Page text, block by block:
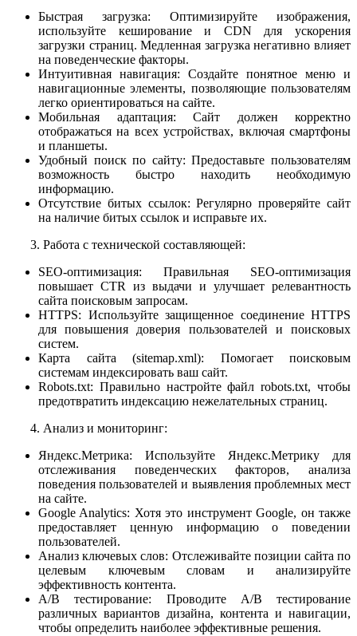
Быстрая загрузка: Оптимизируйте изображения,
используйте кеширование и CDN для ускорения
загрузки страниц. Медленная загрузка негативно влияет
на поведенческие факторы.
Интуитивная навигация: Создайте понятное меню и
навигационные элементы, позволяющие пользователям
легко ориентироваться на сайте.
Мобильная адаптация: Сайт должен корректно
отображаться на всех устройствах, включая смартфоны
и планшеты.
Удобный поиск по сайту: Предоставьте пользователям
возможность быстро находить необходимую
информацию.
Отсутствие битых ссылок: Регулярно проверяйте сайт
на наличие битых ссылок и исправьте их.
3. Работа с технической составляющей:
SEO-оптимизация: Правильная SEO-оптимизация
повышает CTR из выдачи и улучшает релевантность
сайта поисковым запросам.
HTTPS: Используйте защищенное соединение HTTPS
для повышения доверия пользователей и поисковых
систем.
Карта сайта (sitemap.xml): Помогает поисковым
системам индексировать ваш сайт.
Robots.txt: Правильно настройте файл robots.txt, чтобы
предотвратить индексацию нежелательных страниц.
4. Анализ и мониторинг:
Яндекс.Метрика: Используйте Яндекс.Метрику для
отслеживания поведенческих факторов, анализа
поведения пользователей и выявления проблемных мест
на сайте.
Google Analytics: Хотя это инструмент Google, он также
предоставляет ценную информацию о поведении
пользователей.
Анализ ключевых слов: Отслеживайте позиции сайта по
целевым ключевым словам и анализируйте
эффективность контента.
A/B тестирование: Проводите A/B тестирование
различных вариантов дизайна, контента и навигации,
чтобы определить наиболее эффективные решения.